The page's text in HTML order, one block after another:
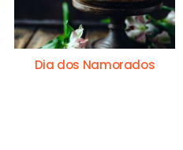
Dia dos Namorados